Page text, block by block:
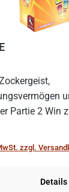
Partie 2 Win
aus, die es in
geht
zzgl.
Details